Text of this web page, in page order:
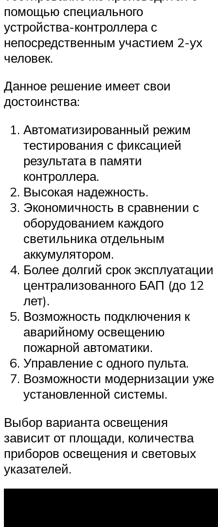
помощью специального
устройства-контроллера с
непосредственным участием 2-ух
человек.
Данное решение имеет свои
достоинства:
Автоматизированный режим
тестирования с фиксацией
результата в памяти
контроллера.
Высокая надежность.
Экономичность в сравнении с
оборудованием каждого
светильника отдельным
аккумулятором.
Более долгий срок эксплуатации
централизованного БАП (до 12
лет).
Возможность подключения к
аварийному освещению
пожарной автоматики.
Управление с одного пульта.
Возможности модернизации уже
установленной системы.
Выбор варианта освещения
зависит от площади, количества
приборов освещения и световых
указателей.